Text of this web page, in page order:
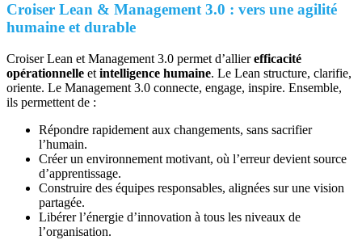
Croiser Lean & Management 3.0 : vers une agilité
humaine et durable
Croiser Lean et Management 3.0 permet d’allierefficacité
opérationnelle et intelligence humaine. Le Lean structure, clarifie,
oriente. Le Management 3.0 connecte, engage, inspire. Ensemble,
ils permettent de :
Répondre rapidement aux changements, sans sacrifier
l’humain.
Créer un environnement motivant, où l’erreur devient source
d’apprentissage.
Construire des équipes responsables, alignées sur une vision
partagée.
Libérer l’énergie d’innovation à tous les niveaux de
l’organisation.